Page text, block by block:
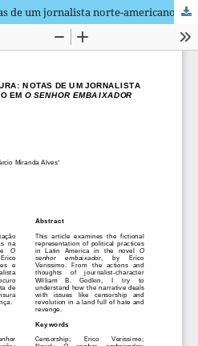
Revolução e Censura: Notas de um jornalista norte-americano em O Senhor Embaixador / Revolution and Censorship: Notes of a North-American Journalist in the novel O senhor embaixador